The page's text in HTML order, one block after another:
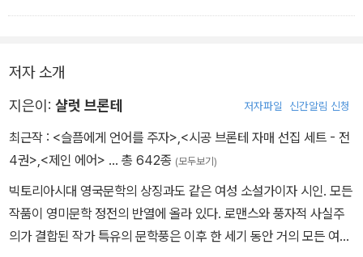
그리고 자유의 여신이 날개를 빌려주고 희망의 여신이 별을 띄워 인
어떤 고통이 있더라도 인생은 여전히 인생인 법.
우리를 즐겁게 하던 광경이 모조리 사라지고 우리에게 위안을 주던
소리가 없어지더라도
삶이 전쟁이라면 한 손으로 그 전쟁을 치러내야 하는 게 나의 운명이
었다.
저자 소개
지은이: 샬럿 브론테 저자파일 신간알림 신청
최근작 : <슬픔에게 언어를 주자>,<시공 브론테 자매 선집 세트 - 전
4권>,<제인 에어> … 총 642종 (모두보기)
빅토리아시대 영국문학의 상징과도 같은 여성 소설가이자 시인. 모든
작품이 영미문학 정전의 반열에 올라 있다. 로맨스와 풍자적 사실주
의가 결합된 작가 특유의 문학풍은 이후 한 세기 동안 거의 모든 여성